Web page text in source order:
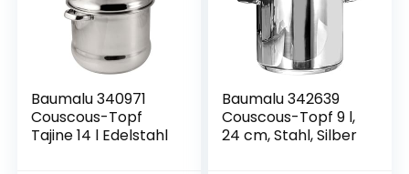
Baumalu 340971
Couscous-Topf
Tajine 14 l Edelstahl
Baumalu 342639
Couscous-Topf 9 l,
24 cm, Stahl, Silber